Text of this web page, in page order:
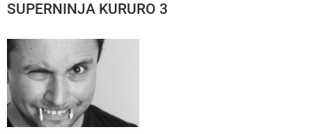
SUPERNINJA KURURO 3